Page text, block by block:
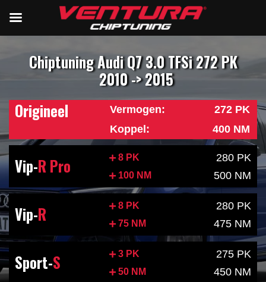
Chiptuning Audi Q7 3.0 TFSi 272 PK
2010 -> 2015
Origineel
Vermogen:
272 PK
Koppel:
400 NM
Vip-R Pro 8 PK 280 PK
100 NM 500 NM
Vip-R 8 PK 280 PK
75 NM 475 NM
Sport-S 3 PK 275 PK
50 NM 450 NM